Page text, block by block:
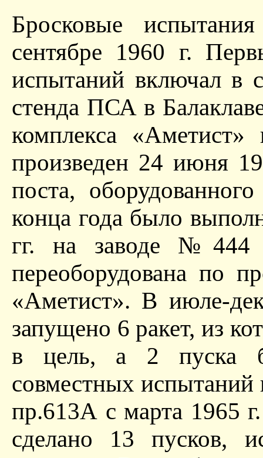
Бросковые
сентябре 1960 г.
испытаний включал в
стенда ПСА в
комплекса
произведен 24 июня
поста,
конца года было
гг. на заводе №444
переоборудована по
«Аметист». В июле-
запущено 6 ракет, из
в цель, а 2 пуска
совместных
пр.613А с марта 1965
сделано 13 пусков,